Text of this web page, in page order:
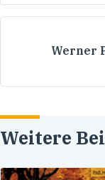
Werner
Weitere